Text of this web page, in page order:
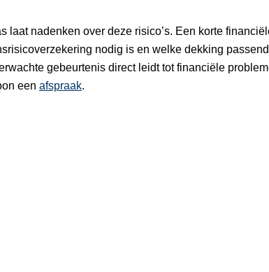
laat nadenken over deze risico’s. Een korte
nodig is en welke dekking
gebeurtenis direct leidt tot financiële
een afspraak.